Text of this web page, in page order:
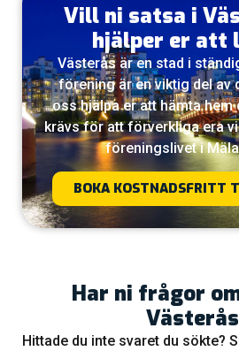
Vill ni satsa i
hjälper er att
Västerås är en stad i
förening är en viktig del av
oss hjälpa er att hämta
krävs för att förverkliga era
föreningslivet i
BOKA KOSTNADSFRITT
Har ni frågor
Hittade du inte svaret du sökte?